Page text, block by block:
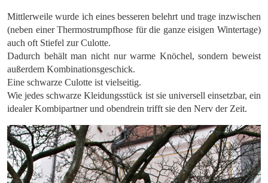
Mittlerweile wurde ich eines besseren belehrt und trage inzwischen
(neben einer Thermostrumpfhose für die ganze eisigen Wintertage)
auch oft Stiefel zur Culotte.
Dadurch behält man nicht nur warme Knöchel, sondern beweist
außerdem Kombinationsgeschick.
Eine schwarze Culotte ist vielseitig.
Wie jedes schwarze Kleidungsstück ist sie universell einsetzbar, ein
idealer Kombipartner und obendrein trifft sie den Nerv der Zeit.